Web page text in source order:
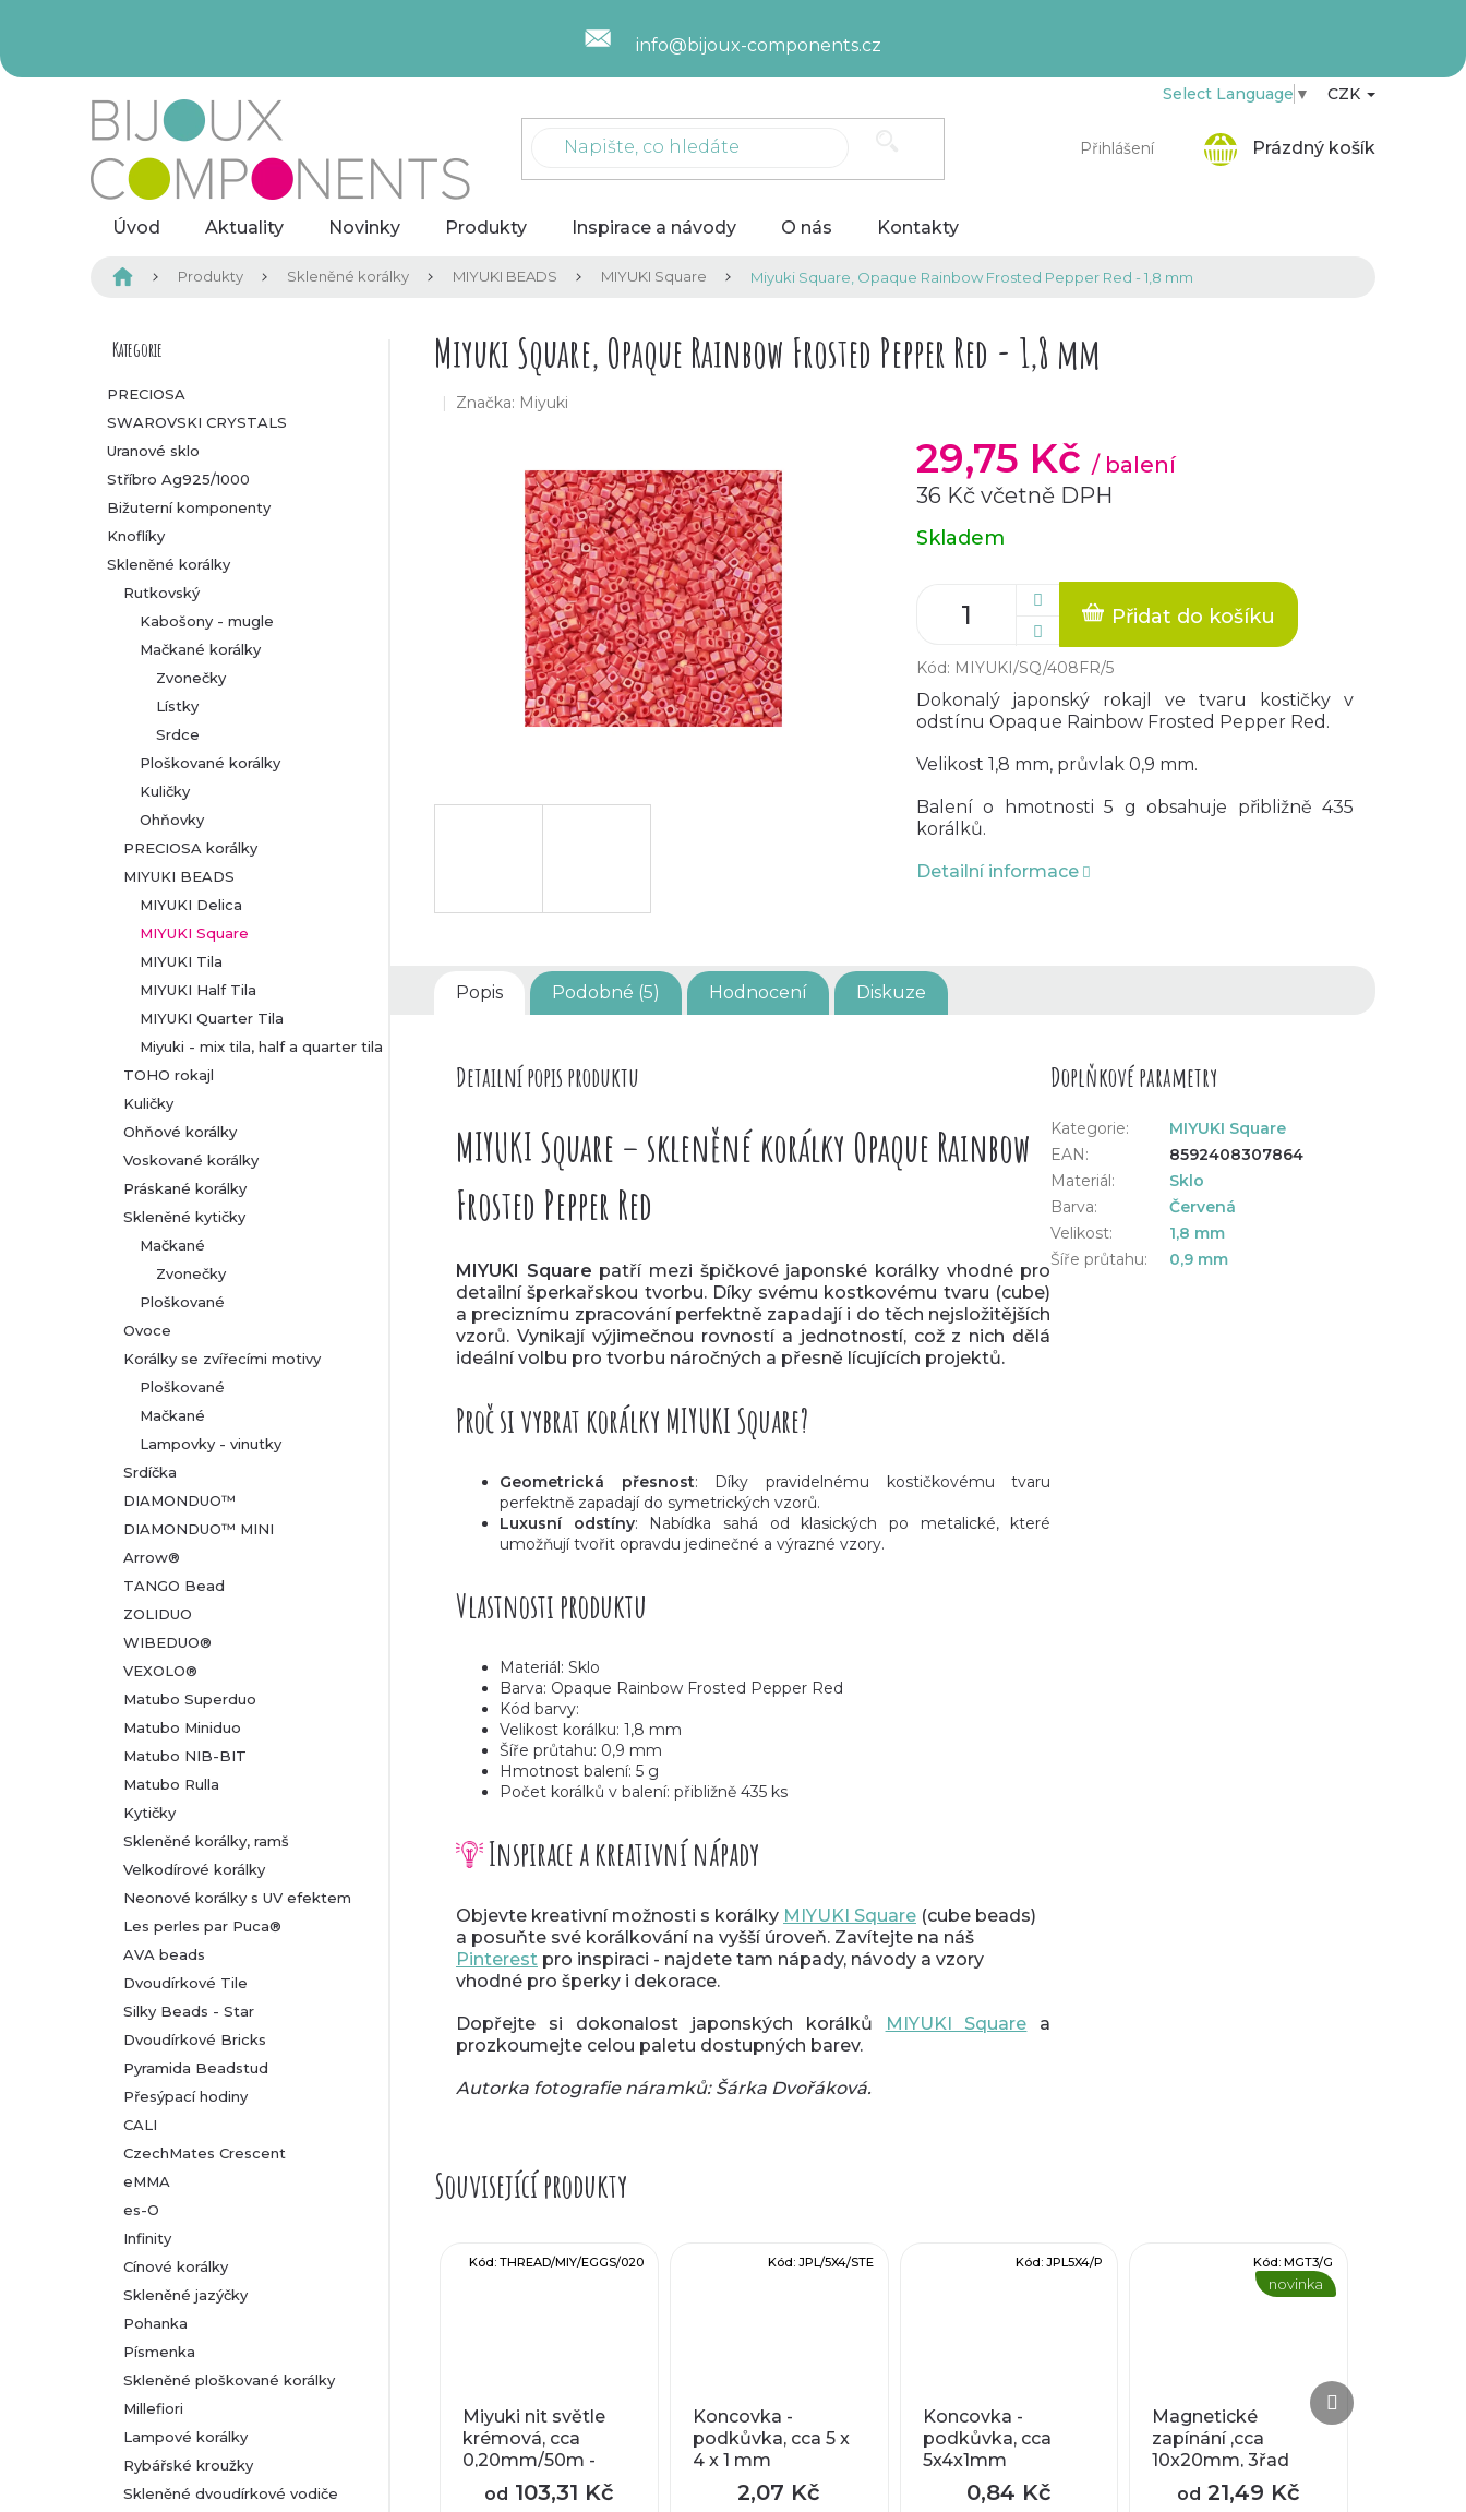
info@bijoux-components.cz
Přihlášení
Select Language ▼ CZK
Prázdný košík
Úvod Aktuality Novinky Produkty Inspirace a návody O nás Kontakty
Domů Produkty Skleněné korálky MIYUKI BEADS MIYUKI Square Miyuki Square, Opaque Rainbow Frosted Pepper Red - 1,8 mm
P
o
s
t
r
a
n
Přeskočit
Kategorie
PRECIOSA
SWAROVSKI CRYSTALS
Uranové sklo
Stříbro Ag925/1000
Bižuterní komponenty
Knoflíky
Skleněné korálky
Rutkovský
Kabošony - mugle
Mačkané korálky
Zvonečky
Lístky
Srdce
Ploškované korálky
Kuličky
Ohňovky
PRECIOSA korálky
MIYUKI BEADS
MIYUKI Delica
MIYUKI Square
MIYUKI Tila
MIYUKI Half Tila
MIYUKI Quarter Tila
Miyuki - mix tila, half a quarter tila
TOHO rokajl
Kuličky
Ohňové korálky
Voskované korálky
Práskané korálky
Skleněné kytičky
Mačkané
Zvonečky
Ploškované
Ovoce
Korálky se zvířecími motivy
Ploškované
Mačkané
Lampovky - vinutky
Srdíčka
DIAMONDUO™
DIAMONDUO™ MINI
Arrow®
TANGO Bead
ZOLIDUO
WIBEDUO®
VEXOLO®
Matubo Superduo
Matubo Miniduo
Matubo NIB-BIT
Matubo Rulla
Kytičky
Skleněné korálky, ramš
Velkodírové korálky
Neonové korálky s UV efektem
Les perles par Puca®
AVA beads
Dvoudírkové Tile
Silky Beads - Star
Dvoudírkové Bricks
Pyramida Beadstud
Přesýpací hodiny
CALI
CzechMates Crescent
eMMA
es-O
Infinity
Cínové korálky
Skleněné jazýčky
Pohanka
Písmenka
Skleněné ploškované korálky
Millefiori
Lampové korálky
Rybářské kroužky
Skleněné dvoudírkové vodiče
Miyuki Square, Opaque Rainbow Frosted Pepper Red - 1,8 mm
Značka: Miyuki
29,75 Kč / balení
36 Kč včetně DPH
Měrná
cena:
Skladem
Přidat do košíku
Kód: MIYUKI/SQ/408FR/5
Dokonalý japonský rokajl ve tvaru kostičky v
odstínu Opaque Rainbow Frosted Pepper Red.
Velikost 1,8 mm, průvlak 0,9 mm.
Balení o hmotnosti 5 g obsahuje přibližně 435
korálků.
Detailní informace
Popis Podobné (5) Hodnocení Diskuze
Detailní popis produktu
MIYUKI Square – skleněné korálky Opaque Rainbow
Frosted Pepper Red
MIYUKI Square patří mezi špičkové japonské korálky vhodné pro
detailní šperkařskou tvorbu. Díky svému kostkovému tvaru (cube)
a preciznímu zpracování perfektně zapadají i do těch nejsložitějších
vzorů. Vynikají výjimečnou rovností a jednotností, což z nich dělá
ideální volbu pro tvorbu náročných a přesně lícujících projektů.
Proč si vybrat korálky MIYUKI Square?
Geometrická přesnost: Díky pravidelnému kostičkovému tvaru
perfektně zapadají do symetrických vzorů.
Luxusní odstíny: Nabídka sahá od klasických po metalické, které
umožňují tvořit opravdu jedinečné a výrazné vzory.
Vlastnosti produktu
Materiál: Sklo
Barva: Opaque Rainbow Frosted Pepper Red
Kód barvy:
Velikost korálku: 1,8 mm
Šíře průtahu: 0,9 mm
Hmotnost balení: 5 g
Počet korálků v balení: přibližně 435 ks
Inspirace a kreativní nápady
Objevte kreativní možnosti s korálky MIYUKI Square (cube beads)
a posuňte své korálkování na vyšší úroveň. Zavítejte na náš
Pinterest pro inspiraci - najdete tam nápady, návody a vzory
vhodné pro šperky i dekorace.
Dopřejte si dokonalost japonských korálků MIYUKI Square a
prozkoumejte celou paletu dostupných barev.
Autorka fotografie náramků: Šárka Dvořáková.
Doplňkové parametry
Kategorie:
MIYUKI Square
EAN:
8592408307864
Materiál:
Sklo
Barva:
Červená
Velikost:
1,8 mm
Šíře průtahu: 0,9 mm
Související produkty
Miyuki nit světle
krémová, cca
0,20mm/50m -
velikost B
od 103,31 Kč
Kód: THREAD/MIY/EGGS/020
Koncovka -
podkůvka, cca 5 x
4 x 1 mm
2,07 Kč
Kód: JPL/5X4/STE
Koncovka -
podkůvka, cca
5x4x1mm
0,84 Kč
Kód:JPL5X4/P
novinka
Magnetické
zapínání ,cca
10x20mm, 3řad
od 21,49 Kč
Kód: MGT3/G
Další
produkt
Další
produkt